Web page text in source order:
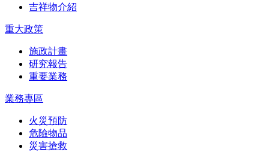
吉祥物介紹
重大政策
施政計畫
研究報告
重要業務
業務專區
火災預防
危險物品
災害搶救